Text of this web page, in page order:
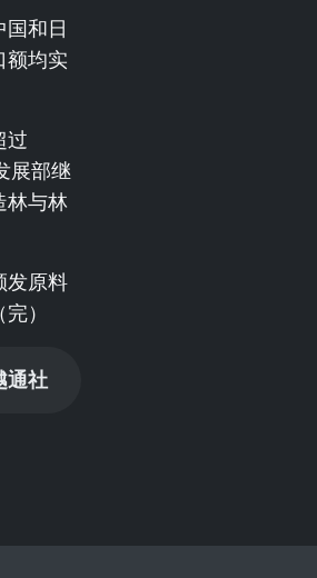
和日
额均实
过
展部继
林与林
发原料
）
通社